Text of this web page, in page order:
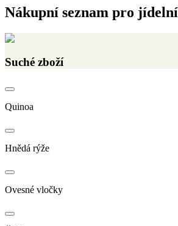
Nákupní seznam pro
Suché zboží
Quinoa
Hnědá rýže
Ovesné vločky